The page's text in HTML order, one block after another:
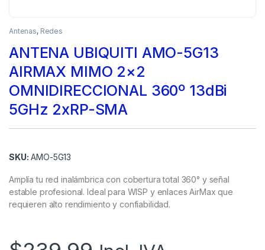
Antenas, Redes
ANTENA UBIQUITI AMO-5G13
AIRMAX MIMO 2×2
OMNIDIRECCIONAL 360º 13dBi
5GHz 2xRP-SMA
SKU: AMO-5G13
Amplía tu red inalámbrica con cobertura total 360° y señal
estable profesional. Ideal para WISP y enlaces AirMax que
requieren alto rendimiento y confiabilidad.